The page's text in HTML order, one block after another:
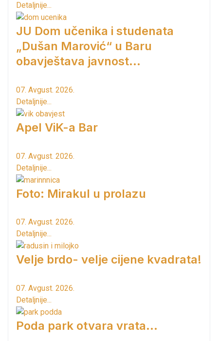
Detaljnije...
JU Dom učenika i studenata
„Dušan Marović“ u Baru
obavještava javnost...
07. Avgust. 2026.
Detaljnije...
Apel ViK-a Bar
07. Avgust. 2026.
Detaljnije...
Foto: Mirakul u prolazu
07. Avgust. 2026.
Detaljnije...
Velje brdo- velje cijene kvadrata!
07. Avgust. 2026.
Detaljnije...
Poda park otvara vrata...